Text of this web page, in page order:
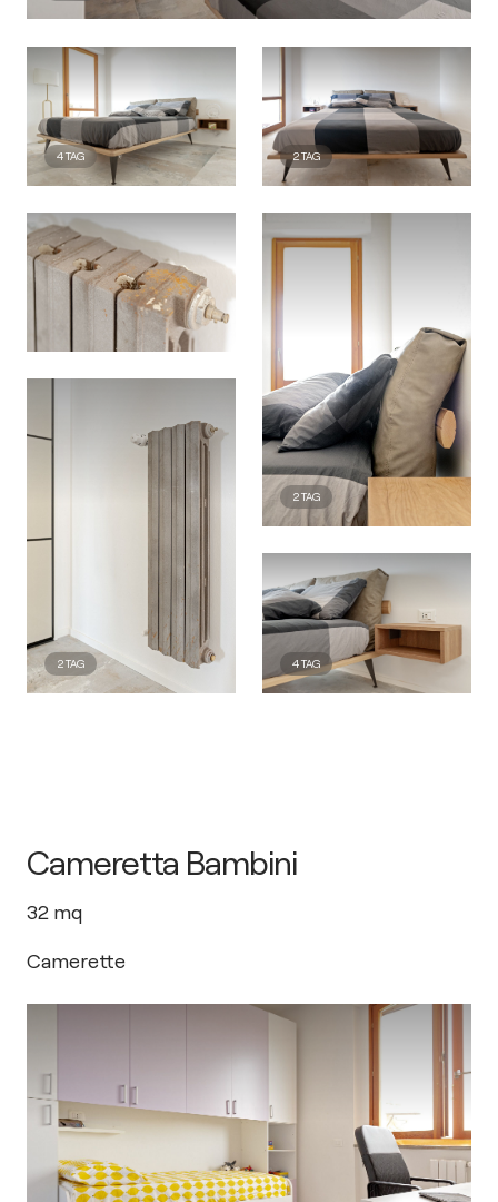
4TAG
2TAG
2TAG
2TAG
4TAG
Cameretta Bambini
32 mq
Camerette